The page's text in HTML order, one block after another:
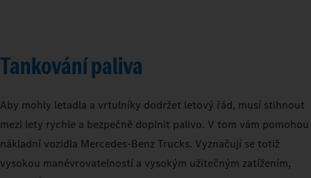
Tankování paliva
Aby mohly letadla a vrtulníky dodržet letový řád, musí stihnout
mezi lety rychle a bezpečně doplnit palivo. V tom vám pomohou
nákladní vozidla Mercedes-Benz Trucks. Vyznačují se totiž
vysokou manévrovatelností a vysokým užitečným zatížením,